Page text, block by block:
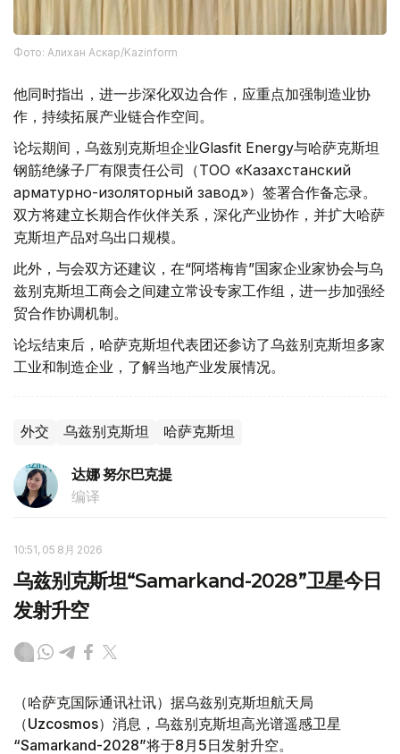
Фото: Алихан Аскар/Kazinform
他同时指出，进一步深化双边合作，应重点加强制造业协
作，持续拓展产业链合作空间。
论坛期间，乌兹别克斯坦企业Glasfit Energy与哈萨克斯坦
钢筋绝缘子厂有限责任公司（ТОО «Казахстанский
арматурно-изоляторный завод»）签署合作备忘录。
双方将建立长期合作伙伴关系，深化产业协作，并扩大哈萨
克斯坦产品对乌出口规模。
此外，与会双方还建议，在“阿塔梅肯”国家企业家协会与乌
兹别克斯坦工商会之间建立常设专家工作组，进一步加强经
贸合作协调机制。
论坛结束后，哈萨克斯坦代表团还参访了乌兹别克斯坦多家
工业和制造企业，了解当地产业发展情况。
外交 乌兹别克斯坦 哈萨克斯坦
达娜 努尔巴克提
编译
10:51, 05 8月 2026
乌兹别克斯坦“Samarkand-2028”卫星今日
发射升空
（哈萨克国际通讯社讯）据乌兹别克斯坦航天局
（Uzcosmos）消息，乌兹别克斯坦高光谱遥感卫星
“Samarkand-2028”将于8月5日发射升空。